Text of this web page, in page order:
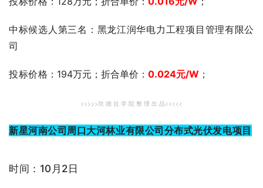
中标候选人第三名：黑龙江润华电力工程项目管理有限公
司
投标价格 ：194万元；折合单价：0.024元/W ；
>>>>>坎 德 拉 学 院 整 理 出 品<<<<<
新星河南公司周口大河林业有限公司分布式光伏发电项目
时间：10月2日